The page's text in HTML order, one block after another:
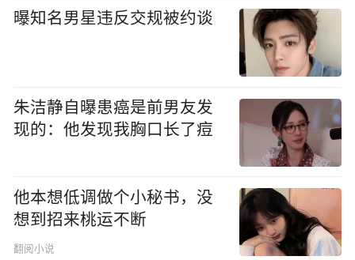
曝知名男星违反交规被约谈
朱洁静自曝患癌是前男友发
现的：他发现我胸口长了痘
他本想低调做个小秘书，没
想到招来桃运不断
翻阅小说